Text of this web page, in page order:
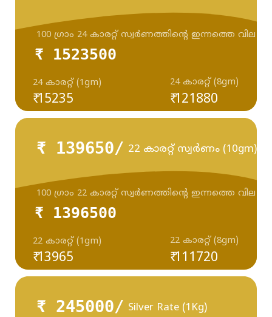
₹ 1523500
₹ 15235
24 കാരറ്റ് (1gm) 24 കാരറ്റ് (8gm)
100 ഗ്രാം 24 കാരറ്റ് സ്വർണത്തിന്റെ ഇന്നത്തെ വില
₹ 121880
₹ 139650/ 22 കാരറ്റ് സ്വർണം (10gm)
₹ 1396500
₹ 13965
22 കാരറ്റ് (1gm) 22 കാരറ്റ് (8gm)
100 ഗ്രാം 22 കാരറ്റ് സ്വർണത്തിന്റെ ഇന്നത്തെ വില
₹ 111720
₹ 245000/ Silver Rate (1Kg)